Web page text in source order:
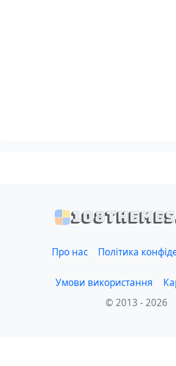
Про нас Політика
Умови використання
© 2013 - 2026